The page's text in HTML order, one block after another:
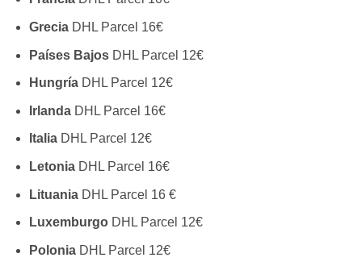
GreciaDHL Parcel 16€
Países BajosDHL Parcel 12€
HungríaDHL Parcel 12€
IrlandaDHL Parcel 16€
ItaliaDHL Parcel 12€
LetoniaDHL Parcel 16€
LituaniaDHL Parcel 16 €
LuxemburgoDHL Parcel 12€
PoloniaDHL Parcel 12€